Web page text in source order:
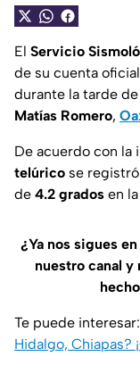
El Servicio
de su cuenta
durante la tarde
Matías Romero,
De acuerdo con la
telúrico se
de 4.2 grados en
¿Ya nos sigues
nuestro canal
Te puede interesar:
Hidalgo, Chiapas?